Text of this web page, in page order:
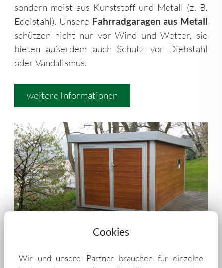
sondern meist aus Kunststoff und Metall (z. B.
Edelstahl). Unsere Fahrradgaragen aus Metall
schützen nicht nur vor Wind und Wetter, sie
bieten außerdem auch Schutz vor Diebstahl
oder Vandalismus.
weitere Informationen
Cookies
Wir und unsere Partner brauchen für einzelne